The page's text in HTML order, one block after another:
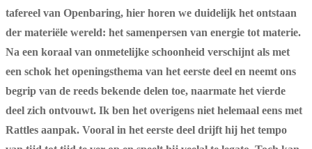
tafereel van Openbaring, hier horen we duidelijk het ontstaan
der materiële wereld: het samenpersen van energie tot materie.
Na een koraal van onmetelijke schoonheid verschijnt als met
een schok het openingsthema van het eerste deel en neemt ons
begrip van de reeds bekende delen toe, naarmate het vierde
deel zich ontvouwt. Ik ben het overigens niet helemaal eens met
Rattles aanpak. Vooral in het eerste deel drijft hij het tempo